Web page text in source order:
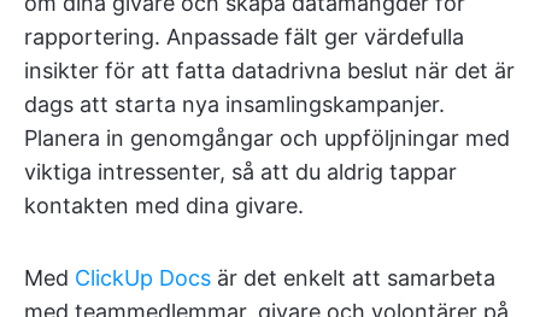
rapportering. Anpassade fält ger värdefulla
insikter för att fatta datadrivna beslut när det är
dags att starta nya insamlingskampanjer.
Planera in genomgångar och uppföljningar med
viktiga intressenter, så att du aldrig tappar
kontakten med dina givare.
Med ClickUp Docs är det enkelt att samarbeta
med teammedlemmar, givare och volontärer på